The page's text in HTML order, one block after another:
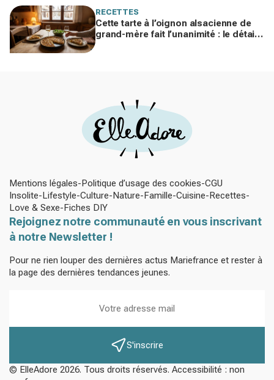
RECETTES
Cette tarte à l’oignon alsacienne de
grand-mère fait l’unanimité : le détail
Mentions légales Politique d’usage des cookies CGU
Insolite Lifestyle Culture Nature Famille Cuisine Recettes
Love & Sexe Fiches DIY
Rejoignez notre communauté en vous inscrivant
à notre Newsletter !
Pour ne rien louper des dernières actus Mariefrance et rester à
la page des dernières tendances jeunes.
S'inscrire
© ElleAdore 2026. Tous droits réservés. Accessibilité : non